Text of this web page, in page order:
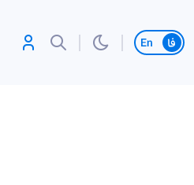
تغییر زبان